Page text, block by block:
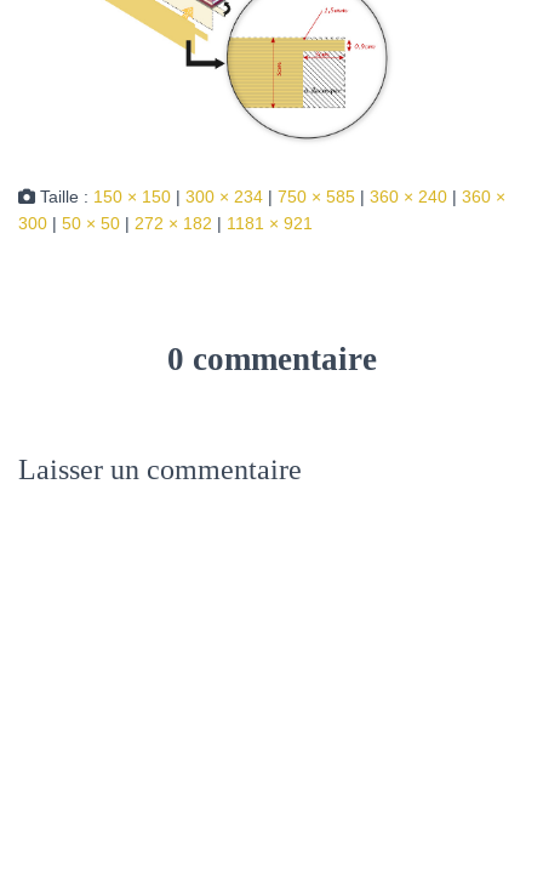
Taille : 150 × 150 | 300 × 234 | 750 × 585 | 360 × 240 | 360 ×
300 | 50 × 50 | 272 × 182 | 1181 × 921
0 commentaire
Laisser un commentaire